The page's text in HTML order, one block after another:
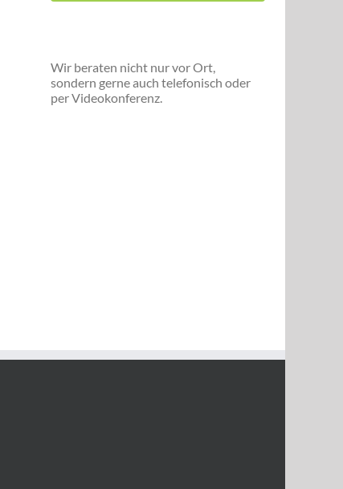
Wir beraten nicht nur vor Ort,
sondern gerne auch telefonisch oder
per Videokonferenz.